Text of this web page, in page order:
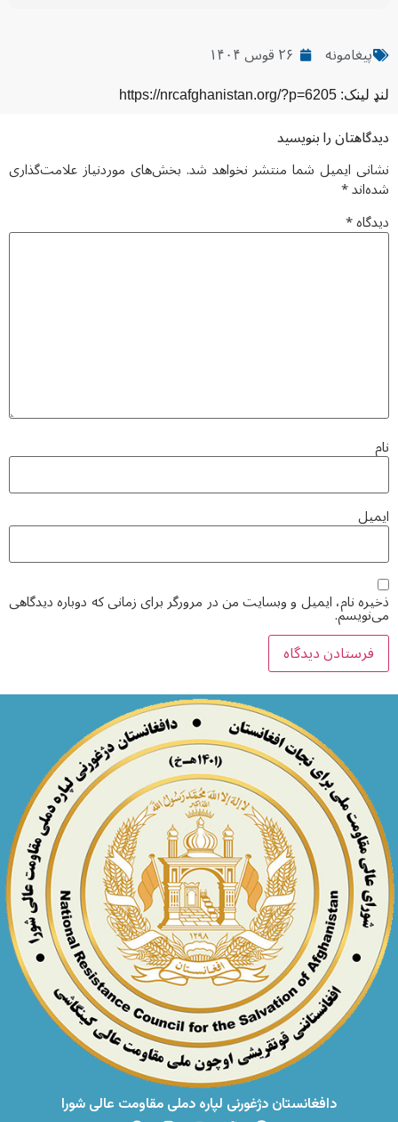
پیغامونه ۲۶ قوس ۱۴۰۴
لنډ لینک: https://nrcafghanistan.org/?p=6205
دیدگاهتان را بنویسید
نشانی ایمیل شما منتشر نخواهد شد. بخش‌های موردنیاز علامت‌گذاری
شده‌اند*
دیدگاه*
نام
ایمیل
ذخیره نام، ایمیل و وبسایت من در مرورگر برای زمانی که دوباره دیدگاهی
می‌نویسم.
دافغانستان دژغورنی لپاره دملی مقاومت عالی شورا